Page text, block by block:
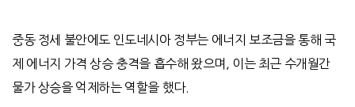
중동 정세 불안에도 인도네시아 정부는 에너지 보조금을 통해 국
제 에너지 가격 상승 충격을 흡수해 왔으며
이는 최근 수개월간
물가 상승을 억제하는 역할을 했다.